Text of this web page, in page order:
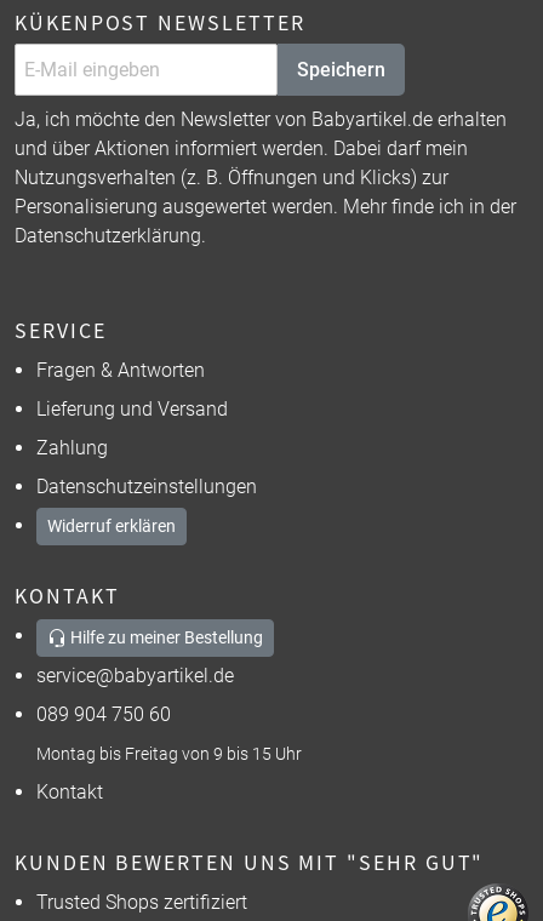
KÜKENPOST NEWSLETTER
Speichern
Ja, ich möchte den Newsletter von Babyartikel.de erhalten
und über Aktionen informiert werden. Dabei darf mein
Nutzungsverhalten (z. B. Öffnungen und Klicks) zur
Personalisierung ausgewertet werden. Mehr finde ich in der
Datenschutzerklärung.
SERVICE
Fragen & Antworten
Lieferung und Versand
Zahlung
Datenschutzeinstellungen
Widerruf erklären
KONTAKT
Hilfe zu meiner Bestellung
service@babyartikel.de
089 904 750 60
Montag bis Freitag von 9 bis 15 Uhr
Kontakt
KUNDEN BEWERTEN UNS MIT "SEHR GUT"
Trusted Shops zertifiziert